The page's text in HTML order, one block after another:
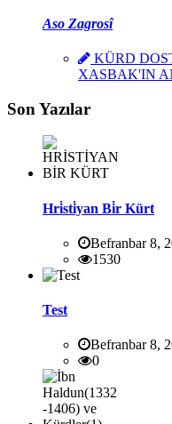
Aso Zagrosî
KÜRD
XASBAK'IN
Son Yazılar
Hri̇sti̇yan Bi̇r Kürt
Befranbar 8,
1530
Test
Befranbar 8,
0